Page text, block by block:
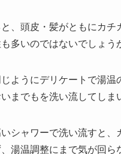
、頭皮・髪がともにカ
多いのではないでしょう
ようにデリケートで湯
までもを洗い流してし
シャワーで洗い流すと
湯温調整にまで気が回ら